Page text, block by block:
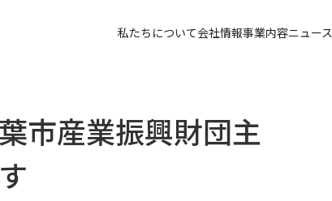
私たちについて会社情報事業内容ニュース
市産業振興財団主